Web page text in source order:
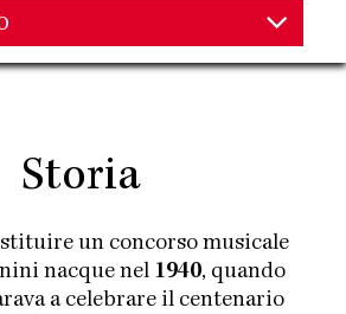
Storia
un concorso musicale
nacque nel 1940, quando
a celebrare il centenario